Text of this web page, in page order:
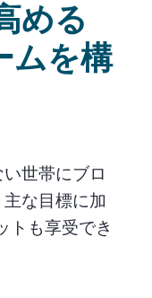
める
ムを構
世帯にブロ
な目標に加
トも享受でき